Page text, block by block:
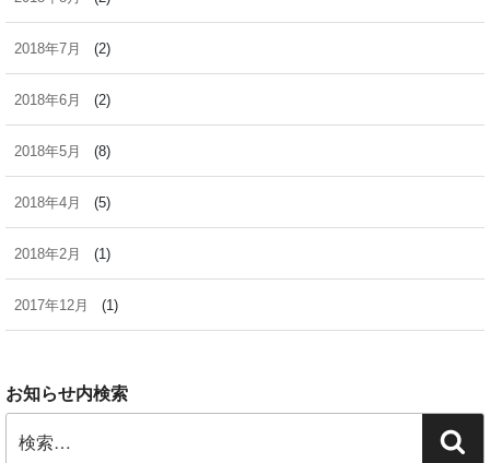
2018年7月 (2)
2018年6月 (2)
2018年5月 (8)
2018年4月 (5)
2018年2月 (1)
2017年12月 (1)
お知らせ内検索